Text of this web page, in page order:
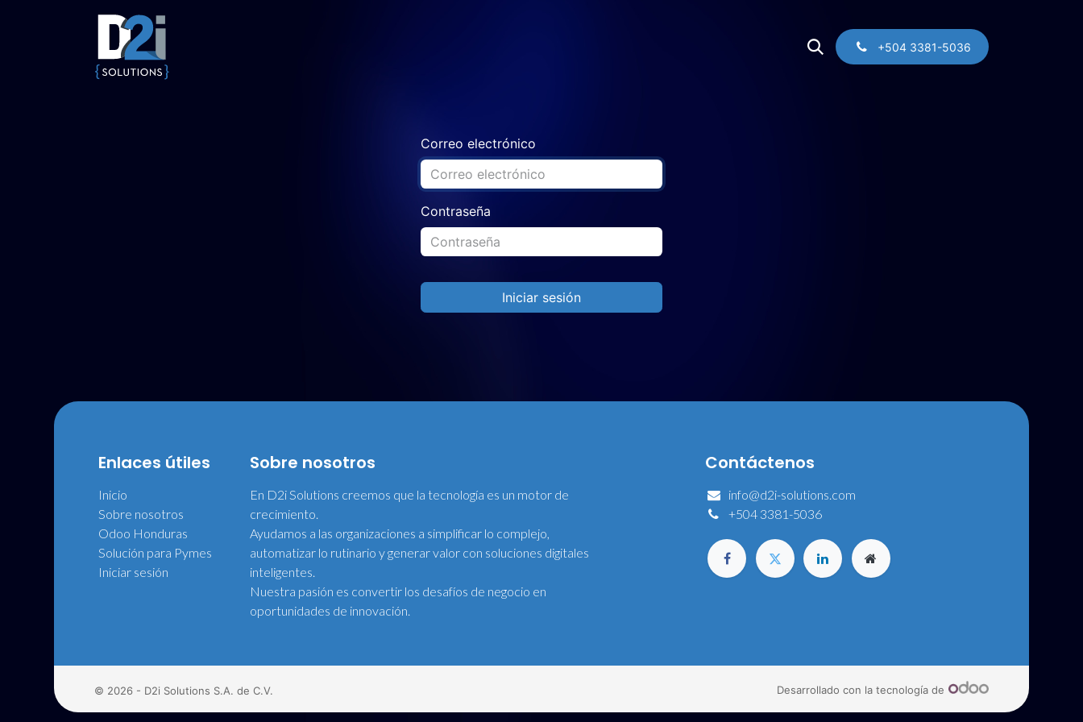
Contacto +504 3381-5036
Correo electrónico
Contraseña
Iniciar sesión
Enlaces útiles
Inicio
Sobre nosotros
Odoo Honduras
Solución para Pymes
Iniciar sesión
Sobre nosotros
En D2i Solutions creemos que la tecnología es un motor de
crecimiento.
Ayudamos a las organizaciones a simplificar lo complejo,
automatizar lo rutinario y generar valor con soluciones digitales
inteligentes.
Nuestra pasión es convertir los desafíos de negocio en
oportunidades de innovación.
Contáctenos
info@d2i-solutions.com
+504 3381-5036
© 2026 - D2i Solutions S.A. de C.V. Desarrollado con la tecnología de